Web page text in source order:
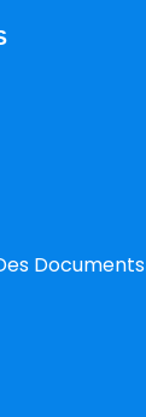
Documents